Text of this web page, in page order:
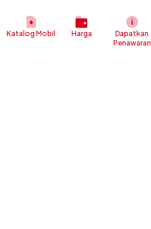
Katalog Mobil Harga
Dapatkan
Penawaran